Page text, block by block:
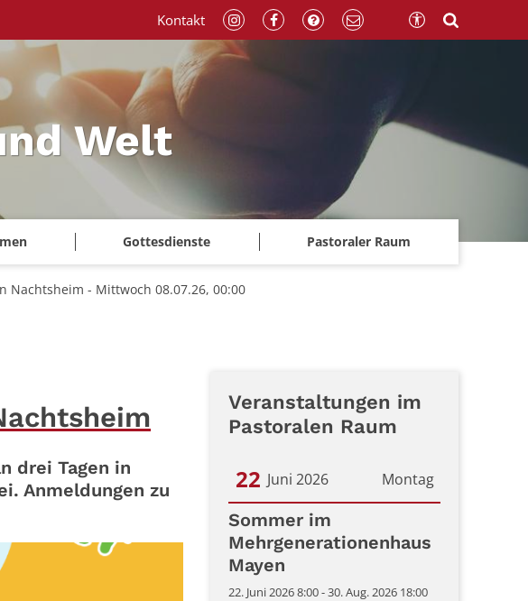
Welt
Gottesdienste Pastoraler Raum
Kontakt
- Mittwoch 08.07.26, 00:00
drei Tagen in
Anmeldungen zu
Veranstaltungen im
Pastoralen Raum
Montag
22 Juni 2026
Datum: 22. Juni 2026
Sommer im
Mehrgenerationenhaus
Mayen
22. Juni 2026 8:00 - 30. Aug. 2026 18:00